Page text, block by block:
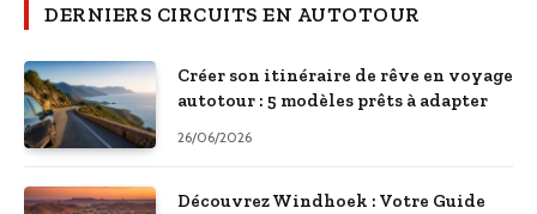
DERNIERS CIRCUITS EN AUTOTOUR
Créer son itinéraire de rêve en voyage
autotour : 5 modèles prêts à adapter
26/06/2026
Découvrez Windhoek : Votre Guide